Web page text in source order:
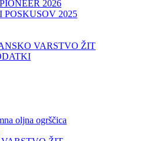
2026
POSKUSOV 2025
VARSTVO ŽIT
oljna ogrščica